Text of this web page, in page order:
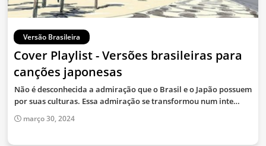
Versão Brasileira
Cover Playlist - Versões brasileiras para
canções japonesas
Não é desconhecida a admiração que o Brasil e o Japão possuem
por suas culturas. Essa admiração se transformou num inte…
março 30, 2024